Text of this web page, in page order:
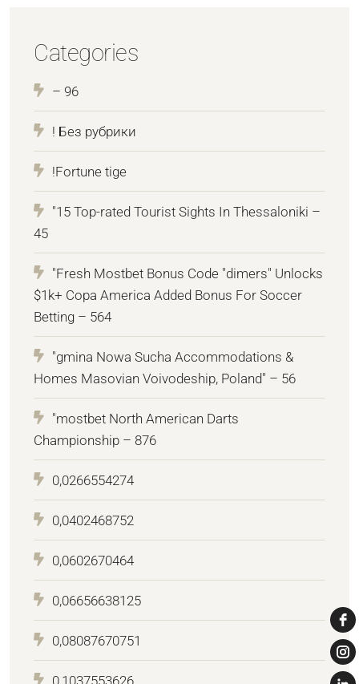
Categories
– 96
! Без рубрики
!Fortune tige
"15 Top-rated Tourist Sights In Thessaloniki –
45
"Fresh Mostbet Bonus Code "dimers" Unlocks
$1k+ Copa America Added Bonus For Soccer
Betting – 564
"gmina Nowa Sucha Accommodations &
Homes Masovian Voivodeship, Poland" – 56
"mostbet North American Darts
Championship – 876
0,0266554274
0,0402468752
0,0602670464
0,06656638125
0,08087670751